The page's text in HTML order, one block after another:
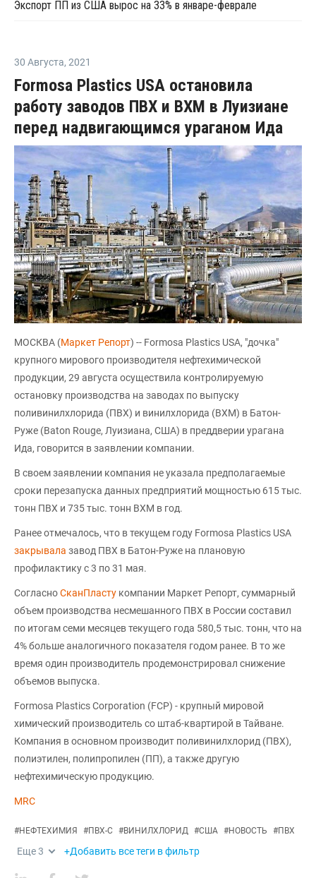
Экспорт ПП из США вырос на 33% в январе-феврале
30 Августа, 2021
Formosa Plastics USA остановила
работу заводов ПВХ и ВХМ в Луизиане
перед надвигающимся ураганом Ида
МОСКВА (Маркет Репорт) -- Formosa Plastics USA, "дочка"
крупного мирового производителя нефтехимической
продукции, 29 августа осуществила контролируемую
остановку производства на заводах по выпуску
поливинилхлорида (ПВХ) и винилхлорида (ВХМ) в Батон-
Руже (Baton Rouge, Луизиана, США) в преддверии урагана
Ида, говорится в заявлении компании.
В своем заявлении компания не указала предполагаемые
сроки перезапуска данных предприятий мощностью 615 тыс.
тонн ПВХ и 735 тыс. тонн ВХМ в год.
Ранее отмечалось, что в текущем году Formosa Plastics USA
закрывала завод ПВХ в Батон-Руже на плановую
профилактику с 3 по 31 мая.
СогласноСканПласту компании Маркет Репорт, суммарный
объем производства несмешанного ПВХ в России составил
по итогам семи месяцев текущего года 580,5 тыс. тонн, что на
4% больше аналогичного показателя годом ранее. В то же
время один производитель продемонстрировал снижение
объемов выпуска.
Formosa Plastics Corporation (FCP) - крупный мировой
химический производитель со штаб-квартирой в Тайване.
Компания в основном производит поливинилхлорид (ПВХ),
полиэтилен, полипропилен (ПП), а также другую
нефтехимическую продукцию.
MRC
#НЕФТЕХИМИЯ #ПВХ-С #ВИНИЛХЛОРИД #США #НОВОСТЬ #ПВХ
Еще3 +Добавить все теги в фильтр